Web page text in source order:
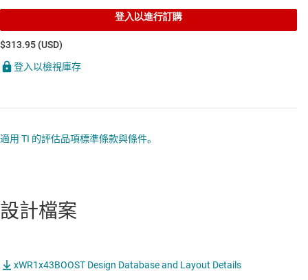
登入以進行訂購
$313.95 (USD)
登入以檢視庫存
適用 TI 的評估品項標準條款與條件。
設計檔案
xWR1x43BOOST Design Database and Layout Details